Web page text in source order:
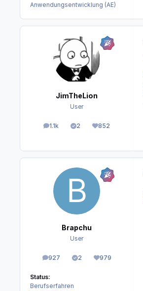
Anwendungsentwicklung (AE)
JimTheLion
User
1.1k
Beiträge 2
Lösungen852
Reputation
Brapchu
User
927
Beiträge 2
Lösungen979
Reputation
Status:
Berufserfahren